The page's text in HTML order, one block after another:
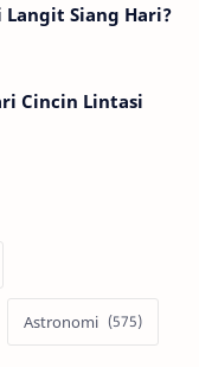
Siang Hari?
Cincin Lintasi
Astronomi